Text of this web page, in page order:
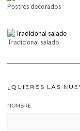
Postres decorados
Tradicional salado
¿QUIERES LAS
NOMBRE